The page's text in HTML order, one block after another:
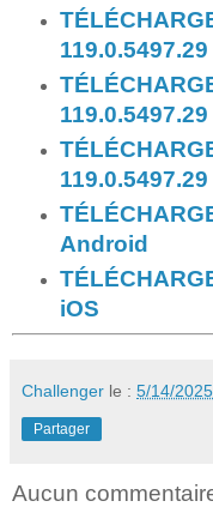
Android
iOS
Challenger le : 5/14/
Partager
Aucun